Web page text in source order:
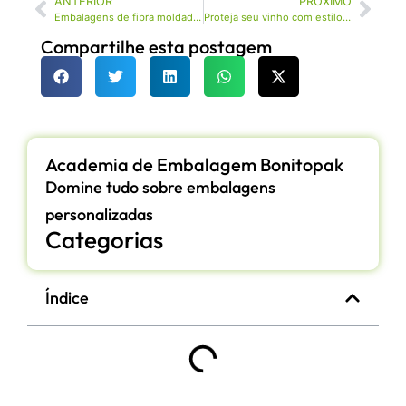
Embalagens de fibra moldada para alimentos: Inovações e tendências que estão remodelando nosso futuro Proteja seu vinho com estilo: Os benefícios das bandejas de polpa moldada
Compartilhe esta postagem
Academia de Embalagem Bonitopak
Domine tudo sobre embalagens
personalizadas
Categorias
Índice